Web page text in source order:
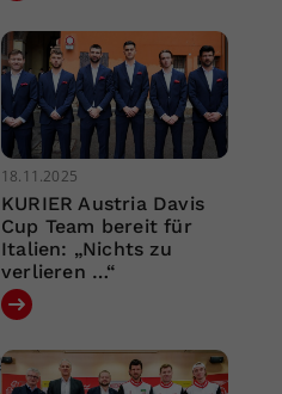
18.11.2025
KURIER Austria Davis
Cup Team bereit für
Italien: „Nichts zu
verlieren …“